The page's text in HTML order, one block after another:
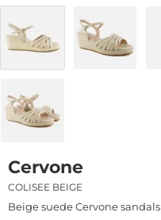
Cervone
COLISEE BEIGE
Beige suede Cervone sandals